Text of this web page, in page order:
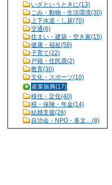
いざというときに(13)
ごみ・動物・生活環境(30)
上下水道・し尿(70)
交通(6)
住まい・建築・空き家(15)
健康・福祉(58)
子育て(22)
戸籍・住民票(2)
教育(30)
文化・スポーツ(10)
産業振興(17)
移住・定住(40)
税・保険・年金(14)
結婚支援(26)
自治会・NPO・多文…(8)